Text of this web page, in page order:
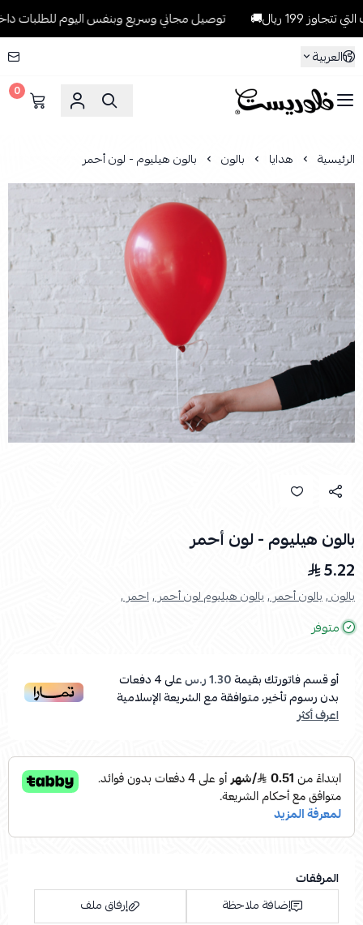
ريال🚚
توصيل مجاني وسريع وبنفس اليوم للطلبات داخل الرياض
العربية
فلوريست Florist
0
الرئيسية هدايا بالون بالون هيليوم - لون أحمر
بالون هيليوم - لون أحمر
5.22
بالون ,بالون أحمر ,بالون هيليوم لون أحمر ,احمر ,
متوفر
أو قسم فاتورتك بقيمة1.30 ر.س على4دفعات
بدون رسوم تأخير، متوافقة مع الشريعة الإسلامية
اعرف أكثر
المرفقات
إضافة ملاحظة
إرفاق ملف